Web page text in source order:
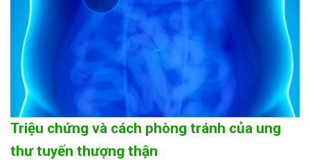
Triệu chứng và cách phòng tránh của ung
thư tuyến thượng thận